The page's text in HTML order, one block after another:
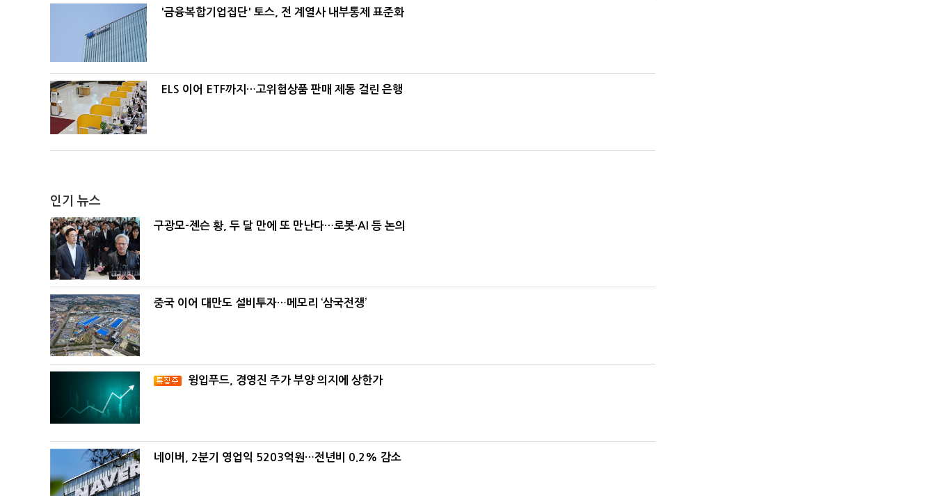
'금융복합기업집단' 토스, 전 계열사 내부통제 표준화
ELS 이어 ETF까지…고위험상품 판매 제동 걸린 은행
인기 뉴스
구광모-젠슨 황, 두 달 만에 또 만난다…로봇·AI 등 논의
중국 이어 대만도 설비투자…메모리 ‘삼국전쟁’
윙입푸드, 경영진 주가 부양 의지에 상한가
네이버, 2분기 영업익 5203억원…전년비 0.2% 감소